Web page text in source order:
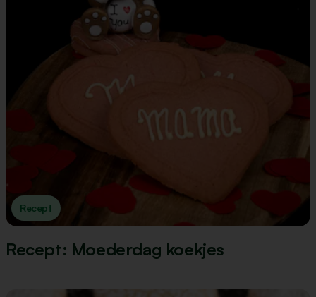
Recept
Recept: Moederdag koekjes